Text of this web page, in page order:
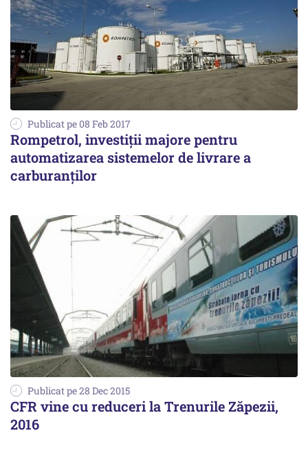
Publicat pe 08 Feb 2017
Rompetrol, investiții majore pentru
automatizarea sistemelor de livrare a
carburanților
Publicat pe 28 Dec 2015
CFR vine cu reduceri la Trenurile Zăpezii,
2016